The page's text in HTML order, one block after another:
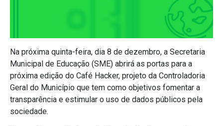
Na próxima quinta-feira, dia 8 de dezembro, a Secretaria
Municipal de Educação (SME) abrirá as portas para a
próxima edição do Café Hacker, projeto da Controladoria
Geral do Município que tem como objetivos fomentar a
transparência e estimular o uso de dados públicos pela
sociedade.